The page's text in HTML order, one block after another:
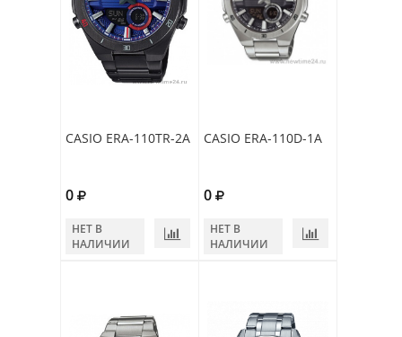
CASIO ERA-110TR-2A
0
НЕТ В
НАЛИЧИИ
CASIO ERA-110D-1A
0
НЕТ В
НАЛИЧИИ